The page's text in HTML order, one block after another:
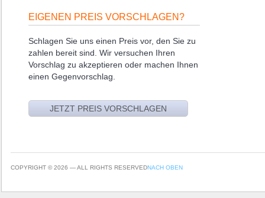
EIGENEN PREIS VORSCHLAGEN?
Schlagen Sie uns einen Preis vor, den Sie zu
zahlen bereit sind. Wir versuchen Ihren
Vorschlag zu akzeptieren oder machen Ihnen
einen Gegenvorschlag.
COPYRIGHT © 2026 — ALL RIGHTS RESERVEDNACH OBEN